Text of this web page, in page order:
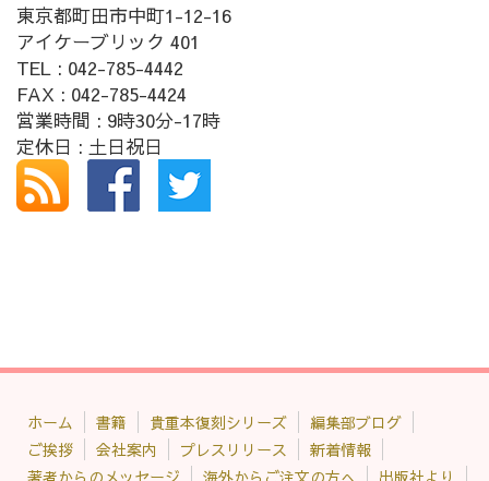
東京都町田市中町1-12-16
アイケーブリック 401
TEL : 042-785-4442
FAX : 042-785-4424
営業時間 : 9時30分-17時
定休日 : 土日祝日
ホーム 書籍 貴重本復刻シリーズ
編集部ブログ
ご挨拶
会社案内 プレスリリース
新着情報
著者からのメッセージ
海外からご注文の方へ 出版社より